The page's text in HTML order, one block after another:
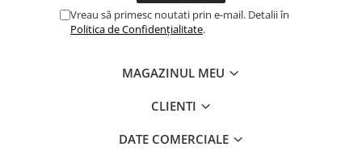
Accesorii aparate de ras clasice
Accesorii aparate de ras electrice
Aparate pentru manichiura
Vreau să primesc noutati prin e-mail. Detalii în
Politica de Confidențialitate.
MAGAZINUL MEU
CLIENTI
DATE COMERCIALE